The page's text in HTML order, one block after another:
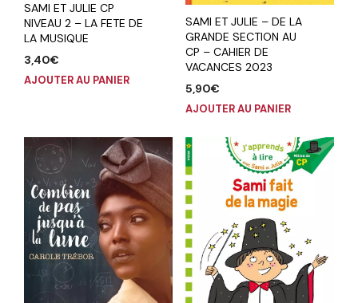
SAMI ET JULIE CP
NIVEAU 2 – LA FETE DE
LA MUSIQUE
3,40€
AJOUTER AU PANIER
SAMI ET JULIE – DE LA
GRANDE SECTION AU
CP – CAHIER DE
VACANCES 2023
5,90€
AJOUTER AU PANIER